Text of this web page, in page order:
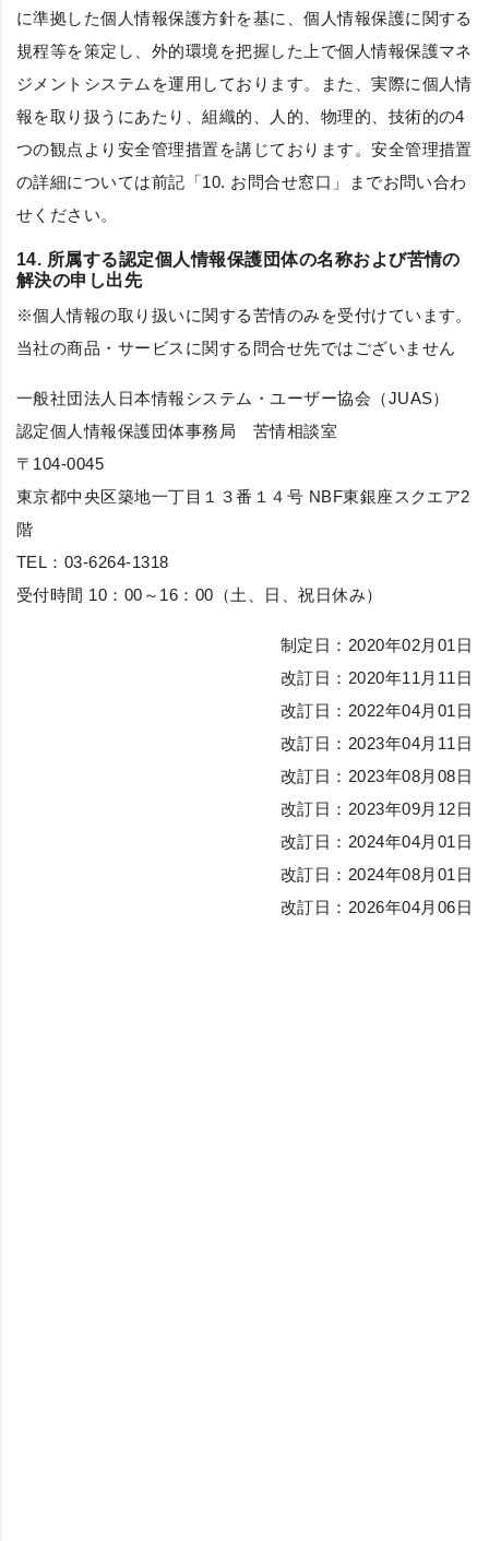
に準拠した個人情報保護方針を基に、個人情報保護に関する
規程等を策定し、外的環境を把握した上で個人情報保護マネ
ジメントシステムを運用しております。また、実際に個人情
報を取り扱うにあたり、組織的、人的、物理的、技術的の4
つの観点より安全管理措置を講じております。安全管理措置
の詳細については前記「10. お問合せ窓口」までお問い合わ
せください。
14. 所属する認定個人情報保護団体の名称および苦情の
解決の申し出先
※個人情報の取り扱いに関する苦情のみを受付けています。
当社の商品・サービスに関する問合せ先ではございません
一般社団法人日本情報システム・ユーザー協会（JUAS）
認定個人情報保護団体事務局 苦情相談室
〒104-0045
東京都中央区築地一丁目１３番１４号 NBF東銀座スクエア2
階
TEL：03-6264-1318
受付時間 10：00～16：00（土、日、祝日休み）
制定日：2020年02月01日
改訂日：2020年11月11日
改訂日：2022年04月01日
改訂日：2023年04月11日
改訂日：2023年08月08日
改訂日：2023年09月12日
改訂日：2024年04月01日
改訂日：2024年08月01日
改訂日：2026年04月06日